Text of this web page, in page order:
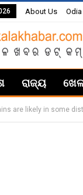
About Us
ରାଜ୍ୟ
are likely in some